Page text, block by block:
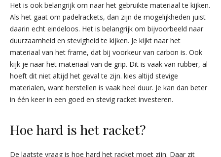
Het is ook belangrijk om naar het gebruikte materiaal te kijken.
Als het gaat om padelrackets, dan zijn de mogelijkheden juist
daarin echt eindeloos. Het is belangrijk om bijvoorbeeld naar
duurzaamheid en stevigheid te kijken. Je kijkt naar het
materiaal van het frame, dat bij voorkeur van carbon is. Ook
kijk je naar het materiaal van de grip. Dit is vaak van rubber, al
hoeft dit niet altijd het geval te zijn. kies altijd stevige
materialen, want herstellen is vaak heel duur. Je kan dan beter
in één keer in een goed en stevig racket investeren.
Hoe hard is het racket?
De laatste vraag is hoe hard het racket moet zijn. Daar zit